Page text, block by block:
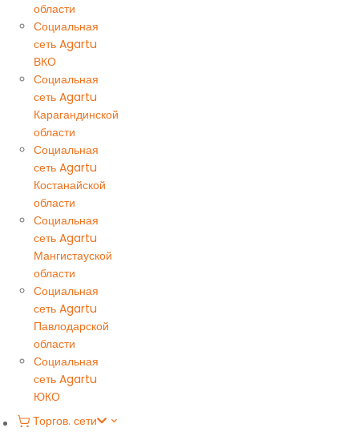
области
Социальная
сеть Agartu
ВКО
Социальная
сеть Agartu
Карагандинской
области
Социальная
сеть Agartu
Костанайской
области
Социальная
сеть Agartu
Мангистауской
области
Социальная
сеть Agartu
Павлодарской
области
Социальная
сеть Agartu
ЮКО
Торгов. сети